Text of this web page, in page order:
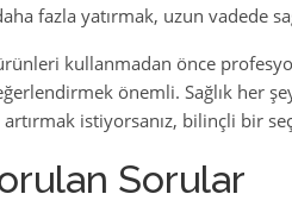
fazla yatırmak, uzun vadede
kullanmadan önce
önemli. Sağlık her
artırmak istiyorsanız, bilinçli bir
Sorular